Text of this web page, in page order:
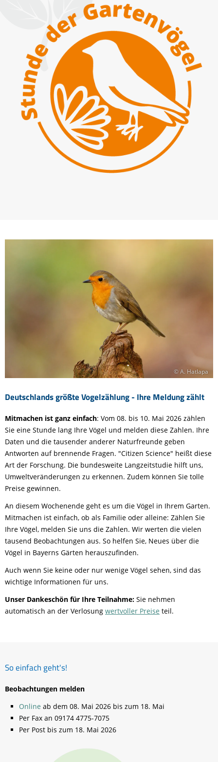
Deutschlands größte Vogelzählung - Ihre Meldung zählt
© A. Hatlapa
Mitmachen ist ganz einfach: Vom 08. bis 10. Mai 2026 zählen
Sie eine Stunde lang Ihre Vögel und melden diese Zahlen. Ihre
Daten und die tausender anderer Naturfreunde geben
Antworten auf brennende Fragen. "Citizen Science" heißt diese
Art der Forschung. Die bundesweite Langzeitstudie hilft uns,
Umweltveränderungen zu erkennen. Zudem können Sie tolle
Preise gewinnen.
An diesem Wochenende geht es um die Vögel in Ihrem Garten.
Mitmachen ist einfach, ob als Familie oder alleine: Zählen Sie
Ihre Vögel, melden Sie uns die Zahlen. Wir werten die vielen
tausend Beobachtungen aus. So helfen Sie, Neues über die
Vögel in Bayerns Gärten herauszufinden.
Auch wenn Sie keine oder nur wenige Vögel sehen, sind das
wichtige Informationen für uns.
Unser Dankeschön für Ihre Teilnahme: Sie nehmen
automatisch an der Verlosung wertvoller Preise teil.
So einfach geht's!
Beobachtungen melden
Online ab dem 08. Mai 2026 bis zum 18. Mai
Per Fax an 09174 4775-7075
Per Post bis zum 18. Mai 2026